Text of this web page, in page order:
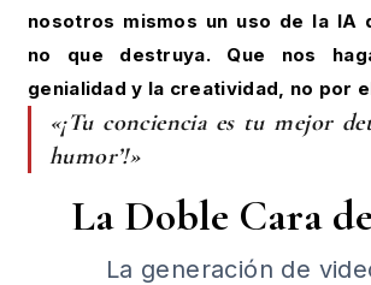
nosotros mismos un uso de la IA
no que destruya. Que nos
genialidad y la creatividad, no por
«¡Tu conciencia es tu mejor
humor’!»
La Doble Cara
La generación de